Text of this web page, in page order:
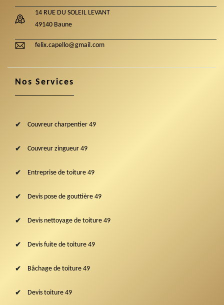
14 RUE DU SOLEIL LEVANT
49140 Baune
felix.capello@gmail.com
Nos Services
Couvreur charpentier 49
Couvreur zingueur 49
Entreprise de toiture 49
Devis pose de gouttière 49
Devis nettoyage de toiture 49
Devis fuite de toiture 49
Bâchage de toiture 49
Devis toiture 49